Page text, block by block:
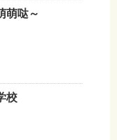
萌哒～
校